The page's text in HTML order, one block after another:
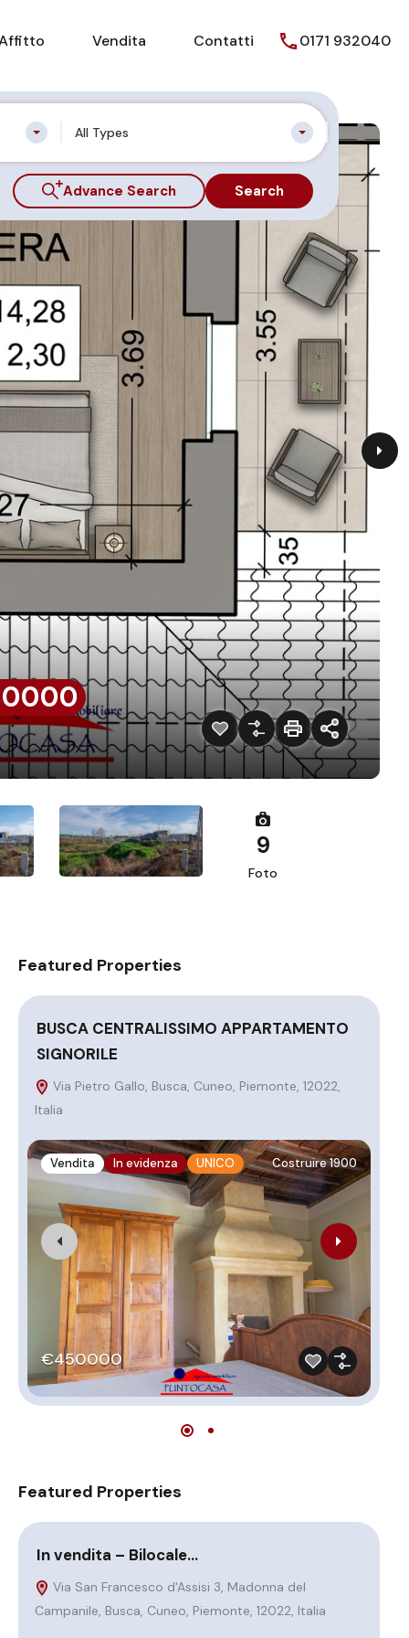
Vendita Contatti 0171 932040
All Types
Advance Search Search
9
Foto
Featured Properties
BUSCA CENTRALISSIMO APPARTAMENTO
SIGNORILE
Via Pietro Gallo, Busca, Cuneo, Piemonte, 12022,
Italia
Vendita In evidenza UNICO Costruire 1900
€450000
Featured Properties
In vendita – Bilocale…
Via San Francesco d'Assisi 3, Madonna del
Campanile, Busca, Cuneo, Piemonte, 12022, Italia